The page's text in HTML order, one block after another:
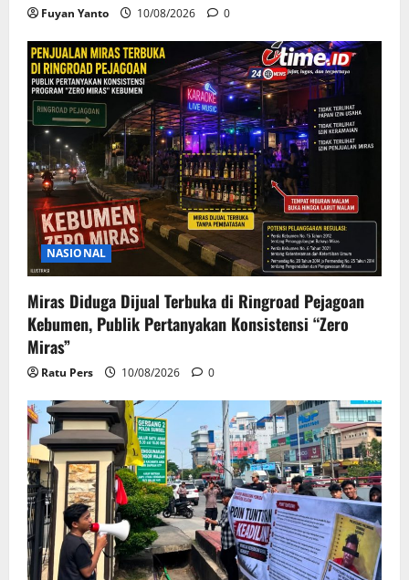
Fuyan Yanto 10/08/2026 0
NASIONAL
Miras Diduga Dijual Terbuka di Ringroad Pejagoan
Kebumen, Publik Pertanyakan Konsistensi “Zero
Miras”
Ratu Pers 10/08/2026 0